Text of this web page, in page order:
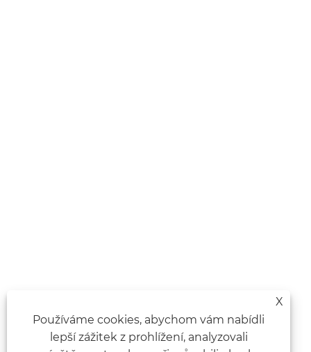
X
Používáme cookies, abychom vám nabídli
lepší zážitek z prohlížení, analyzovali